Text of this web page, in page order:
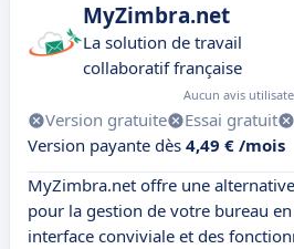
MyZimbra.net
La solution de travail
collaboratif française
Aucun avis
Version gratuite Essai gratuit
Version payante dès 4,49 € /mois
MyZimbra.net offre une
pour la gestion de votre bureau
interface conviviale et des